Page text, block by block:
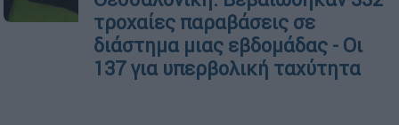
τροχαίες παραβάσεις σε
διάστημα μιας εβδομάδας - Οι
137 για υπερβολική ταχύτητα